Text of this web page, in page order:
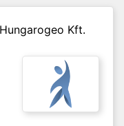
Hungarogeo Kft.